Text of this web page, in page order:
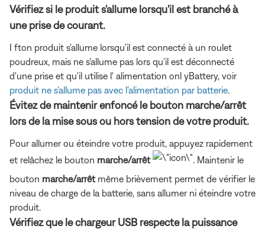
Vérifiez si le produit s'allume lorsqu'il est branché à
une prise de courant.
I fton produit s'allume lorsqu'il est connecté à un roulet
poudreux, mais ne s'allume pas lors qu'il est déconnecté
d'une prise et qu'il utilise l' alimentation onl yBattery, voir
produit ne s'allume pas avec l'alimentation par batterie
Évitez de maintenir enfoncé le bouton marche/arrêt
lors de la mise sous ou hors tension de votre produit.
Pour allumer ou éteindre votre produit, appuyez rapidement
et relâchez le bouton marche/arrêt
. Maintenir le
bouton marche/arrêt même brièvement permet de vérifier le
niveau de charge de la batterie, sans allumer ni éteindre votre
produit.
Vérifiez que le chargeur USB respecte la puissance